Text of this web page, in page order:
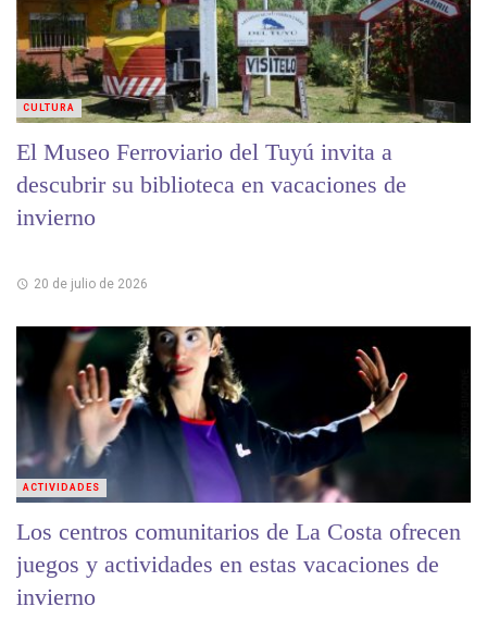
El Museo Ferroviario del Tuyú invita a
descubrir su biblioteca en vacaciones de
invierno
20 de julio de 2026
CULTURA
Los centros comunitarios de La Costa ofrecen
juegos y actividades en estas vacaciones de
invierno
ACTIVIDADES